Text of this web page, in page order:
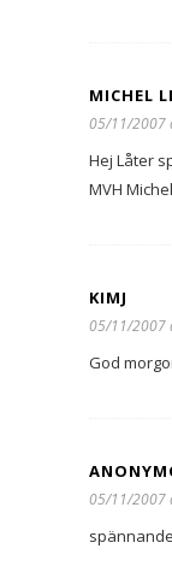
MICHEL
05/11/2007
Hej Låter
MVH Michel
KIMJ
05/11/2007
God
05/11/2007